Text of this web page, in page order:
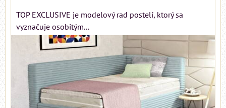
TOP EXCLUSIVE je modelový rad postelí, ktorý sa
vyznačuje osobitým...